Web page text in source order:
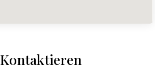
Kontaktieren